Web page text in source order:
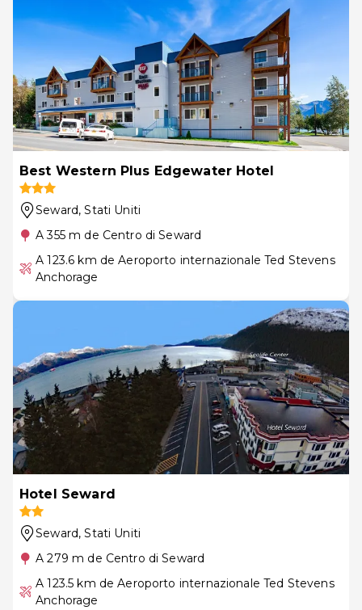
Best Western Plus Edgewater Hotel
Seward, Stati Uniti
A 355 m de Centro di Seward
A 123.6 km de Aeroporto internazionale Ted Stevens
Anchorage
Hotel Seward
Seward, Stati Uniti
A 279 m de Centro di Seward
A 123.5 km de Aeroporto internazionale Ted Stevens
Anchorage